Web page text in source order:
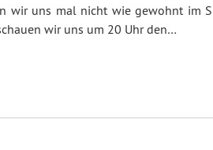
wir uns mal nicht wie gewohnt im
wir uns um 20 Uhr den…